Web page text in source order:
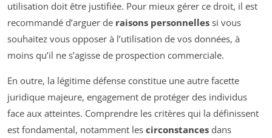
utilisation doit être justifiée. Pour mieux gérer ce droit, il est
recommandé d’arguer de raisons personnelles si vous
souhaitez vous opposer à l’utilisation de vos données, à
moins qu’il ne s’agisse de prospection commerciale.
En outre, la légitime défense constitue une autre facette
juridique majeure, engagement de protéger des individus
face aux atteintes. Comprendre les critères qui la définissent
est fondamental, notamment les circonstances dans